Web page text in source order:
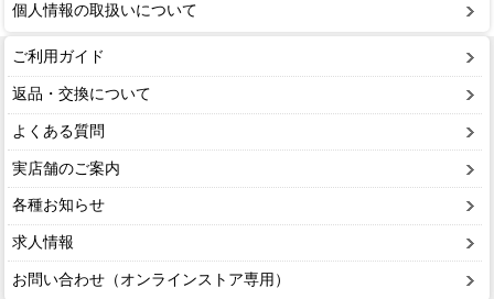
個人情報の取扱いについて
ご利用ガイド
返品・交換について
よくある質問
実店舗のご案内
各種お知らせ
求人情報
お問い合わせ（オンラインストア専用）